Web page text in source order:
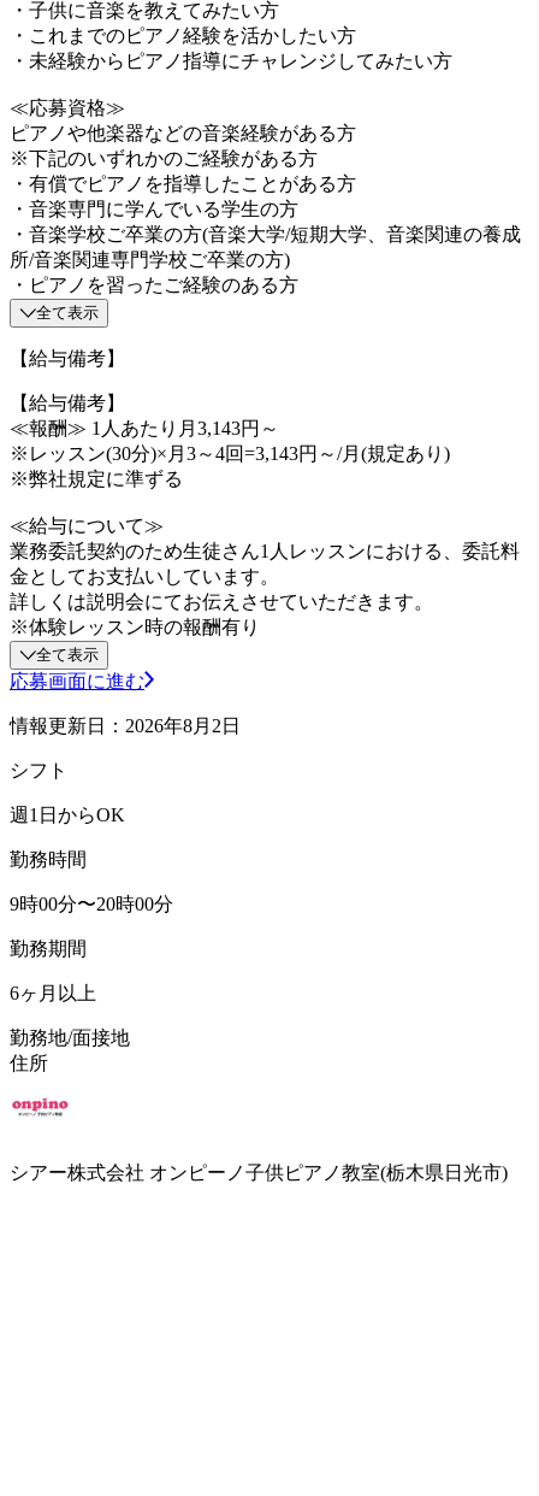
・子供に音楽を教えてみたい方
・これまでのピアノ経験を活かしたい方
・未経験からピアノ指導にチャレンジしてみたい方
≪応募資格≫
ピアノや他楽器などの音楽経験がある方
※下記のいずれかのご経験がある方
・有償でピアノを指導したことがある方
・音楽専門に学んでいる学生の方
・音楽学校ご卒業の方(音楽大学/短期大学、音楽関連の養成
所/音楽関連専門学校ご卒業の方)
・ピアノを習ったご経験のある方
全て表示
【給与備考】
【給与備考】
≪報酬≫ 1人あたり月3,143円～
※レッスン(30分)×月3～4回=3,143円～/月(規定あり)
※弊社規定に準ずる
≪給与について≫
業務委託契約のため生徒さん1人レッスンにおける、委託料
金としてお支払いしています。
詳しくは説明会にてお伝えさせていただきます。
※体験レッスン時の報酬有り
全て表示
応募画面に進む
情報更新日：2026年8月2日
シフト
週1日からOK
勤務時間
9時00分〜20時00分
勤務期間
6ヶ月以上
勤務地/面接地
住所
シアー株式会社 オンピーノ子供ピアノ教室(栃木県日光市)